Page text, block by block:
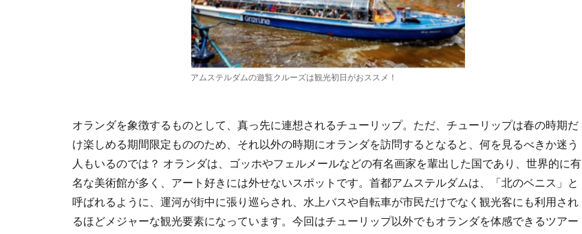
アムステルダムの遊覧クルーズは観光初日がおススメ！
オランダを象徴するものとして、真っ先に連想されるチューリップ。ただ、チューリップは春の時期だ
け楽しめる期間限定もののため、それ以外の時期にオランダを訪問するとなると、何を見るべきか迷う
人もいるのでは？ オランダは、ゴッホやフェルメールなどの有名画家を輩出した国であり、世界的に有
名な美術館が多く、アート好きには外せないスポットです。首都アムステルダムは、「北のベニス」と
呼ばれるように、運河が街中に張り巡らされ、水上バスや自転車が市民だけでなく観光客にも利用され
るほどメジャーな観光要素になっています。今回はチューリップ以外でもオランダを体感できるツアー